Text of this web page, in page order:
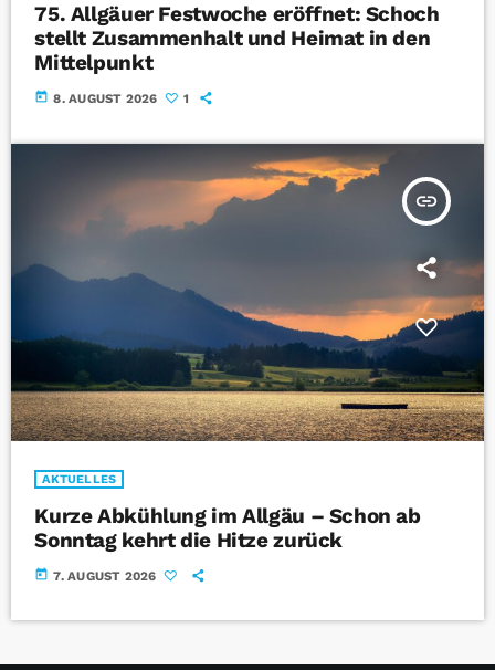
75. Allgäuer Festwoche eröffnet: Schoch
stellt Zusammenhalt und Heimat in den
Mittelpunkt
today 8. AUGUST 2026 1
insert_link
AKTUELLES
Kurze Abkühlung im Allgäu – Schon ab
Sonntag kehrt die Hitze zurück
today 7. AUGUST 2026